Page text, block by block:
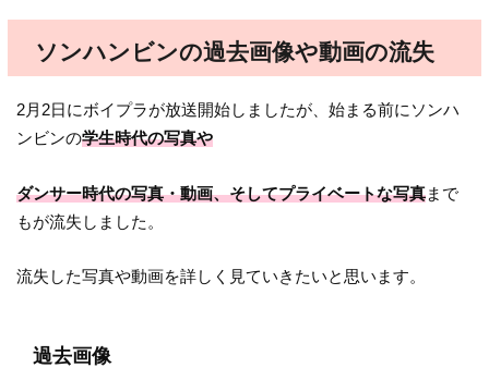
ソンハンビンの過去画像や動画の流失
2月2日にボイプラが放送開始しましたが、始まる前にソンハ
ンビンの学生時代の写真や
ダンサー時代の写真・動画、そしてプライベートな写真まで
もが流失しました。
流失した写真や動画を詳しく見ていきたいと思います。
過去画像